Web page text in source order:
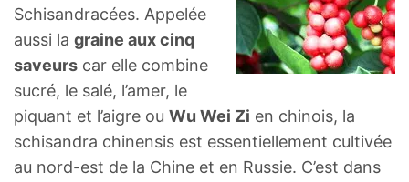
Schisandracées. Appelée
aussi la graine aux cinq
saveurs car elle combine
sucré, le salé, l’amer, le
piquant et l’aigre ou Wu Wei Zi en chinois, la
schisandra chinensis est essentiellement cultivée
au nord-est de la Chine et en Russie. C’est dans